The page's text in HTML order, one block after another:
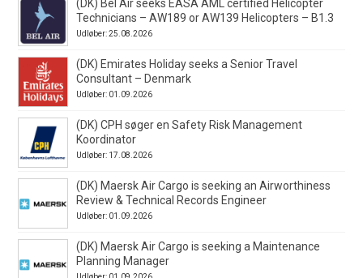
(DK) Bel Air seeks EASA AML certified Helicopter
Technicians – AW189 or AW139 Helicopters – B1.3
Udløber: 25.08.2026
(DK) Emirates Holiday seeks a Senior Travel
Consultant – Denmark
Udløber: 01.09.2026
(DK) CPH søger en Safety Risk Management
Koordinator
Udløber: 17.08.2026
(DK) Maersk Air Cargo is seeking an Airworthiness
Review & Technical Records Engineer
Udløber: 01.09.2026
(DK) Maersk Air Cargo is seeking a Maintenance
Planning Manager